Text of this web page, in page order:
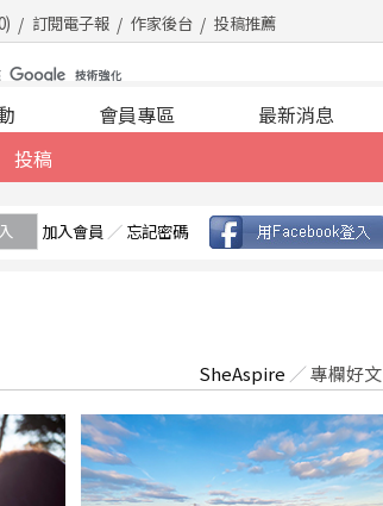
) 訂閱電子報 作家後台 投稿推薦
投稿
會員專區 最新消息
加入會員 ／ 忘記密碼
SheAspire ／專欄好文